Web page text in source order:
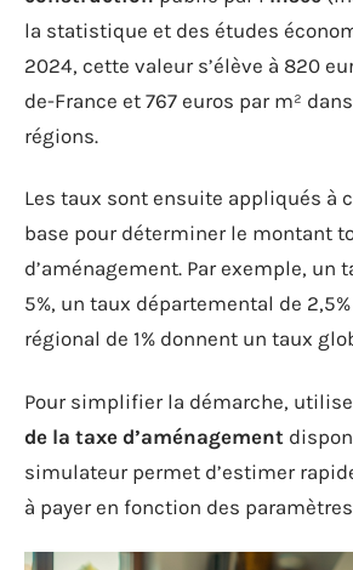
la statistique et des études
2024, cette valeur s’élève à 820
de-France et 767 euros par m²
régions.
Les taux sont ensuite appliqués à
base pour déterminer le montant
d’aménagement. Par exemple, un
5%, un taux départemental de
régional de 1% donnent un taux
Pour simplifier la démarche,
de la taxe d’aménagement
simulateur permet d’estimer
à payer en fonction des